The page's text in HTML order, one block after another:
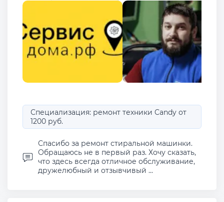
Специализация: ремонт техники Candy от
1200 руб.
Спасибо за ремонт стиральной машинки.
Обращаюсь не в первый раз. Хочу сказать,
что здесь всегда отличное обслуживание,
дружелюбный и отзывчивый ...